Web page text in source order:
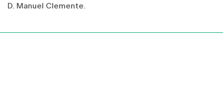
D. Manuel Clemente.